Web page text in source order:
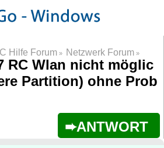
Hilfe Forum » Netzwerk Forum»
RC Wlan nicht möglic
Partition) ohne Prob
ANTWORT